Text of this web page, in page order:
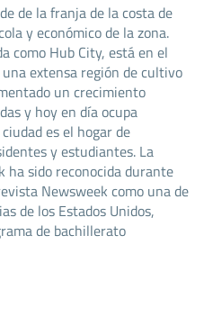
de la franja de la costa de
y económico de la zona.
como Hub City, está en el
extensa región de cultivo
un crecimiento
y hoy en día ocupa
es el hogar de
y estudiantes. La
ha sido reconocida durante
Newsweek como una de
de los Estados Unidos,
de bachillerato